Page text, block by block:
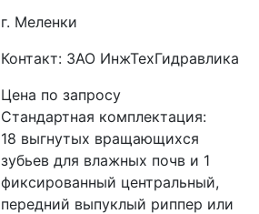
г. Меленки
Контакт: ЗАО ИнжТехГидравлика
Цена по запросу
Стандартная комплектация:
18 выгнутых вращающихся
зубьев для влажных почв и 1
фиксированный центральный,
передний выпуклый риппер или